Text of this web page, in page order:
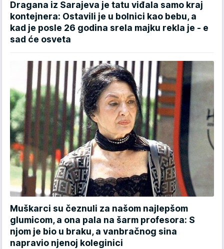
Dragana iz Sarajeva je tatu viđala samo kraj
kontejnera: Ostavili je u bolnici kao bebu, a
kad je posle 26 godina srela majku rekla je - e
sad će osveta
Muškarci su čeznuli za našom najlepšom
glumicom, a ona pala na šarm profesora: S
njom je bio u braku, a vanbračnog sina
napravio njenoj koleginici